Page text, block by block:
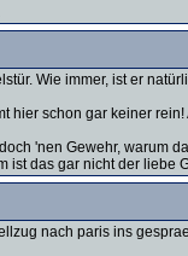
Wie immer, ist er
hier schon gar keiner
'nen Gewehr, warum
ist das gar nicht der liebe
nach paris ins